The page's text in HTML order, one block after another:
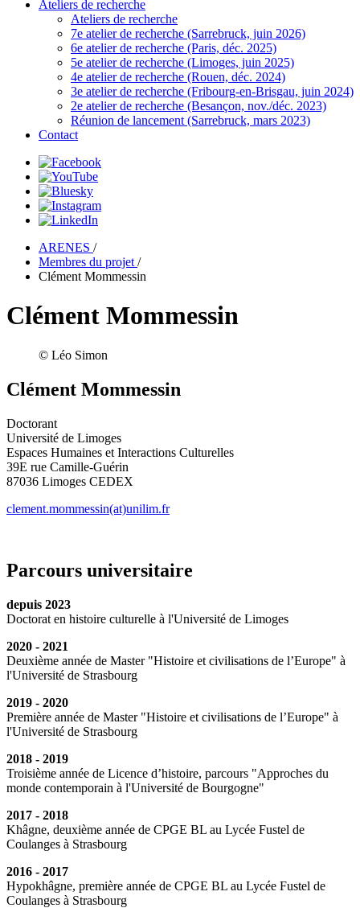
Ateliers de recherche
Ateliers de recherche
7e atelier de recherche (Sarrebruck, juin 2026)
6e atelier de recherche (Paris, déc. 2025)
5e atelier de recherche (Limoges, juin 2025)
4e atelier de recherche (Rouen, déc. 2024)
3e atelier de recherche (Fribourg-en-Brisgau, juin 2024)
2e atelier de recherche (Besançon, nov./déc. 2023)
Réunion de lancement (Sarrebruck, mars 2023)
Contact
ARENES /
Membres du projet /
Clément Mommessin
Clément Mommessin
© Léo Simon
Clément Mommessin
Doctorant
Université de Limoges
Espaces Humaines et Interactions Culturelles
39E rue Camille-Guérin
87036 Limoges CEDEX
clement.mommessin(at)unilim.fr
Parcours universitaire
depuis 2023
Doctorat en histoire culturelle à l'Université de Limoges
2020 - 2021
Deuxième année de Master "Histoire et civilisations de l’Europe" à
l'Université de Strasbourg
2019 - 2020
Première année de Master "Histoire et civilisations de l’Europe" à
l'Université de Strasbourg
2018 - 2019
Troisième année de Licence d’histoire, parcours "Approches du
monde contemporain à l'Université de Bourgogne"
2017 - 2018
Khâgne, deuxième année de CPGE BL au Lycée Fustel de
Coulanges à Strasbourg
2016 - 2017
Hypokhâgne, première année de CPGE BL au Lycée Fustel de
Coulanges à Strasbourg